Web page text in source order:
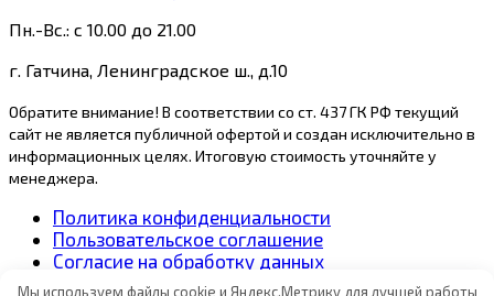
Пн.-Вс.: с 10.00 до 21.00
г. Гатчина, Ленинградское ш., д.10
Обратите внимание! В соответствии со ст. 437 ГК РФ текущий
сайт не является публичной офертой и создан исключительно в
информационных целях. Итоговую стоимость уточняйте у
менеджера.
Политика конфиденциальности
Пользовательское соглашение
Согласие на обработку данных
Карта сайта
Мы используем файлы cookie и Яндекс.Метрику для лучшей работы